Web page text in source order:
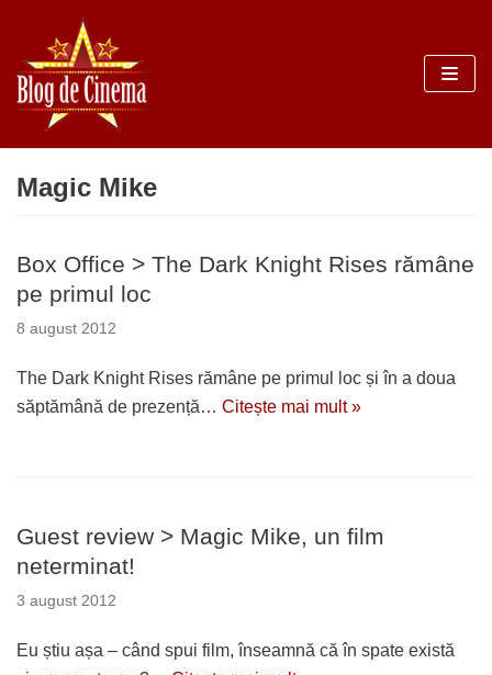
Sari
la
conținut
Magic Mike
Box Office > The Dark Knight Rises rămâne
pe primul loc
8 august 2012
The Dark Knight Rises rămâne pe primul loc și în a doua
săptămână de prezență… Citește mai mult »
Guest review > Magic Mike, un film
neterminat!
3 august 2012
Eu știu așa – când spui film, înseamnă că în spate există